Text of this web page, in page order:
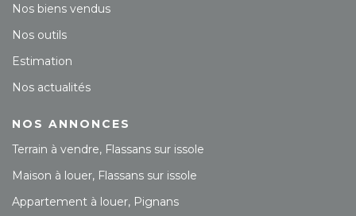
Nos biens vendus
Nos outils
Estimation
Nos actualités
NOS ANNONCES
Terrain à vendre, Flassans sur issole
Maison à louer, Flassans sur issole
Appartement à louer, Pignans